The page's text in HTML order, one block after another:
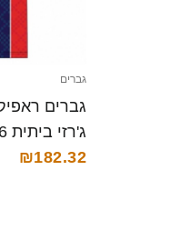
גברים
ג'רזי ביתית 2025/26 חולצה קצרה
₪182.32